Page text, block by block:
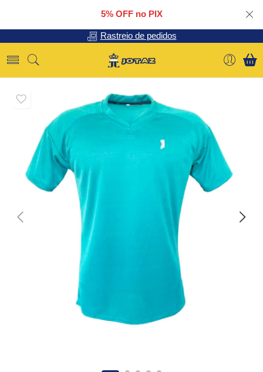
5% OFF no PIX
Rastreio de pedidos